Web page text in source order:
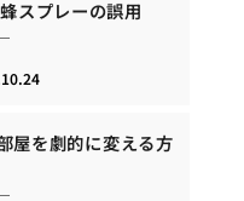
スプレーの誤用
屋を劇的に変える方